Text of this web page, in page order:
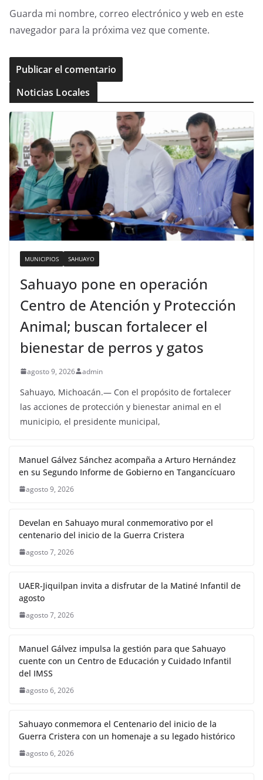
Guarda mi nombre, correo electrónico y web en este
navegador para la próxima vez que comente.
Noticias Locales
MUNICIPIOS SAHUAYO
Sahuayo pone en operación
Centro de Atención y Protección
Animal; buscan fortalecer el
bienestar de perros y gatos
agosto 9, 2026 admin
Sahuayo, Michoacán.— Con el propósito de fortalecer
las acciones de protección y bienestar animal en el
municipio, el presidente municipal,
Manuel Gálvez Sánchez acompaña a Arturo Hernández
en su Segundo Informe de Gobierno en Tangancícuaro
agosto 9, 2026
Develan en Sahuayo mural conmemorativo por el
centenario del inicio de la Guerra Cristera
agosto 7, 2026
UAER-Jiquilpan invita a disfrutar de la Matiné Infantil de
agosto
agosto 7, 2026
Manuel Gálvez impulsa la gestión para que Sahuayo
cuente con un Centro de Educación y Cuidado Infantil
del IMSS
agosto 6, 2026
Sahuayo conmemora el Centenario del inicio de la
Guerra Cristera con un homenaje a su legado histórico
agosto 6, 2026